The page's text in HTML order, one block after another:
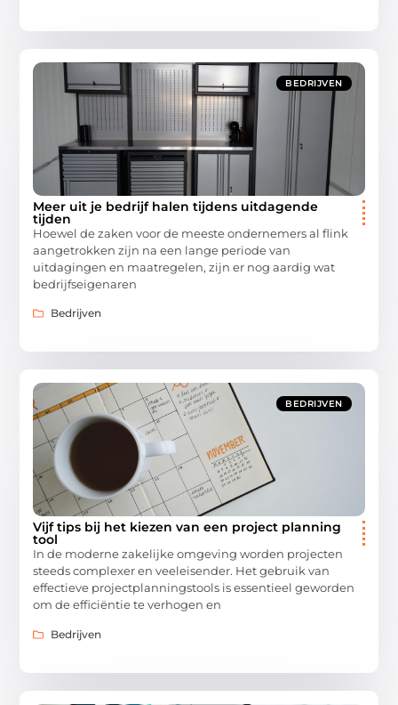
BEDRIJVEN
Meer uit je bedrijf halen tijdens uitdagende
tijden
Hoewel de zaken voor de meeste ondernemers al flink
aangetrokken zijn na een lange periode van
uitdagingen en maatregelen, zijn er nog aardig wat
bedrijfseigenaren
Bedrijven
BEDRIJVEN
Vijf tips bij het kiezen van een project planning
tool
In de moderne zakelijke omgeving worden projecten
steeds complexer en veeleisender. Het gebruik van
effectieve projectplanningstools is essentieel geworden
om de efficiëntie te verhogen en
Bedrijven